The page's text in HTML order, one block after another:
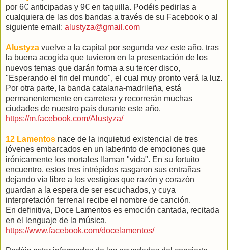
por 6€ anticipadas y 9€ en taquilla. Podéis pedirlas a
cualquiera de las dos bandas a través de su Facebook o al
siguiente email: alustyza@gmail.com
Alustyza vuelve a la capital por segunda vez este año, tras
la buena acogida que tuvieron en la presentación de los
nuevos temas que darán forma a su tercer disco,
"Esperando el fin del mundo", el cual muy pronto verá la luz.
Por otra parte, la banda catalana-madrileña, está
permanentemente en carretera y recorrerán muchas
ciudades de nuestro pais durante este año.
https://m.facebook.com/Alustyza/
12 Lamentos nace de la inquietud existencial de tres
jóvenes embarcados en un laberinto de emociones que
irónicamente los mortales llaman "vida". En su fortuito
encuentro, estos tres intrépidos rasgaron sus entrañas
dejando vía libre a los vestigios que razón y corazón
guardan a la espera de ser escuchados, y cuya
interpretación terrenal recibe el nombre de canción.
En definitiva, Doce Lamentos es emoción cantada, recitada
en el lenguaje de la música.
https://www.facebook.com/docelamentos/